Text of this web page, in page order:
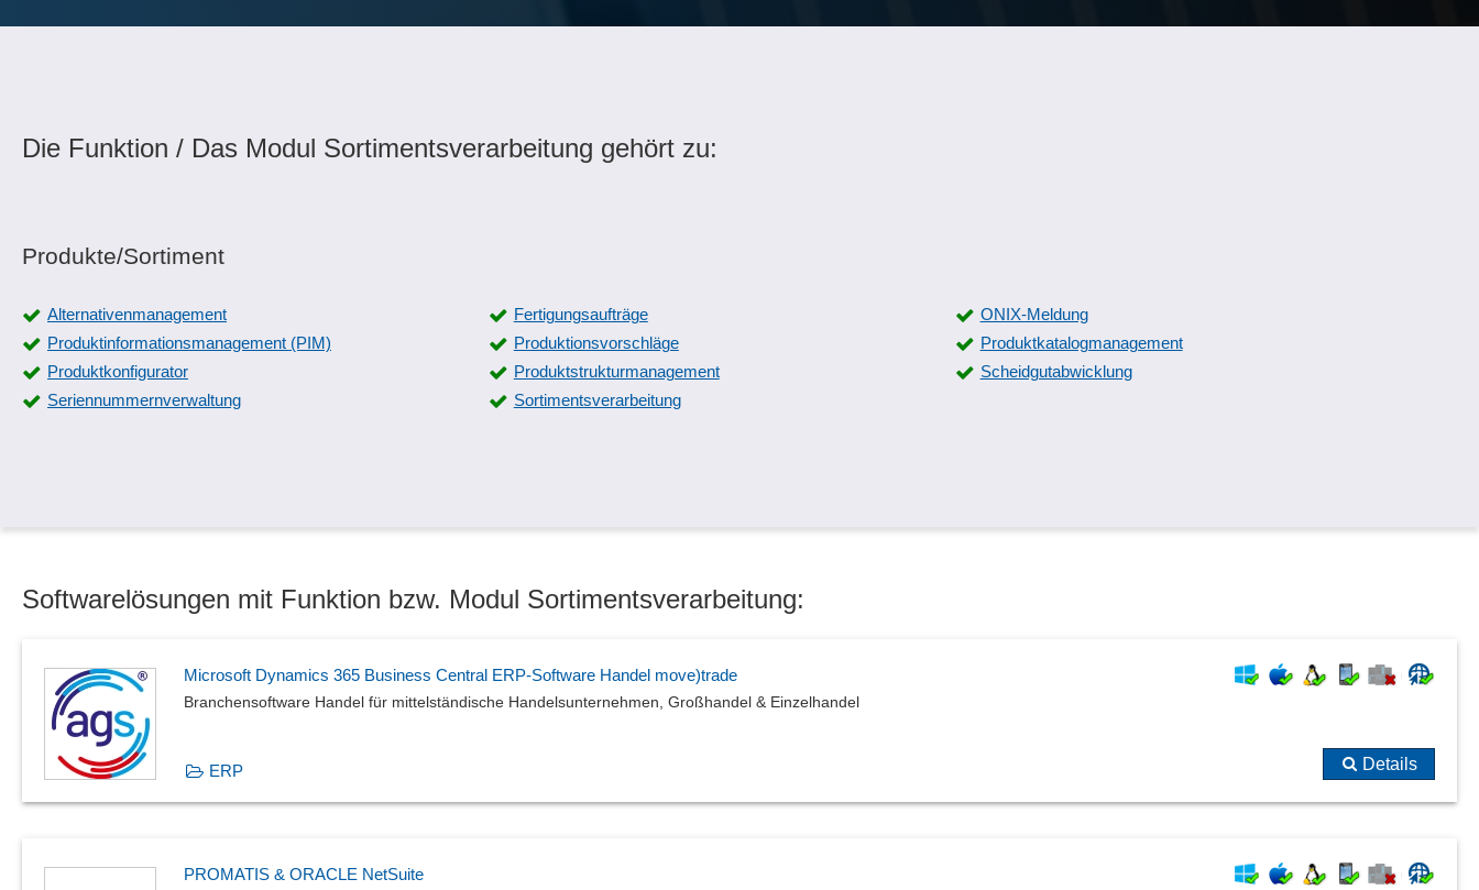
Die Funktion / Das Modul Sortimentsverarbeitung gehört zu:
Produkte/Sortiment
Alternativenmanagement Fertigungsaufträge
ONIX-Meldung
Produktinformationsmanagement (PIM)
Produktionsvorschläge
Produktkatalogmanagement
Produktkonfigurator
Produktstrukturmanagement
Scheidgutabwicklung
Seriennummernverwaltung
Sortimentsverarbeitung
Softwarelösungen mit Funktion bzw. Modul Sortimentsverarbeitung:
Microsoft Dynamics 365 Business Central ERP-Software Handel move)trade
Branchensoftware Handel für mittelständische Handelsunternehmen, Großhandel & Einzelhandel
ERP Details
PROMATIS & ORACLE NetSuite